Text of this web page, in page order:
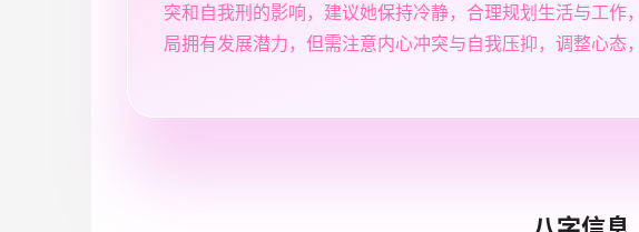
突和自我刑的影响，建议她保持冷静，合理规划生活与工作
局拥有发展潜力，但需注意内心冲突与自我压抑，调整心态